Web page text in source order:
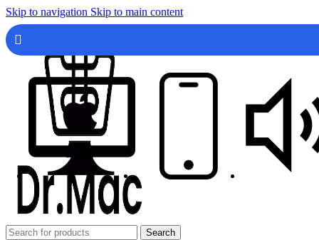
Skip to navigation Skip to main content
Search